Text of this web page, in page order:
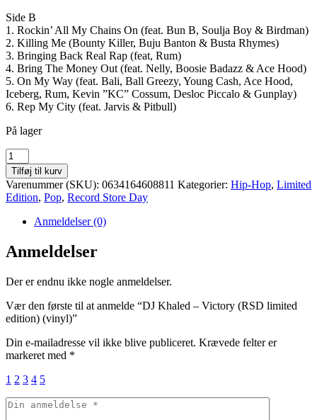
Side B
1. Rockin’ All My Chains On (feat. Bun B, Soulja Boy & Birdman)
2. Killing Me (Bounty Killer, Buju Banton & Busta Rhymes)
3. Bringing Back Real Rap (feat, Rum)
4. Bring The Money Out (feat. Nelly, Boosie Badazz & Ace Hood)
5. On My Way (feat. Bali, Ball Greezy, Young Cash, Ace Hood,
Iceberg, Rum, Kevin ”KC” Cossum, Desloc Piccalo & Gunplay)
6. Rep My City (feat. Jarvis & Pitbull)
På lager
DJ
Khaled
-
Victory
(RSD
limited
edition)
(vinyl)
antal
Tilføj til kurv
Varenummer (SKU): 0634164608811 Kategorier: Hip-Hop, Limited
Edition, Pop, Record Store Day
Anmeldelser (0)
Anmeldelser
Der er endnu ikke nogle anmeldelser.
Vær den første til at anmelde “DJ Khaled – Victory (RSD limited
edition) (vinyl)”
Din e-mailadresse vil ikke blive publiceret. Krævede felter er
markeret med *
1 2 3 4 5